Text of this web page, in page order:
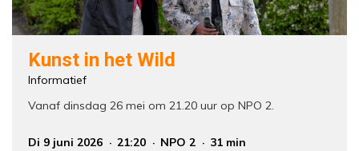
Kunst in het Wild
Informatief
Vanaf dinsdag 26 mei om 21.20 uur op NPO 2.
Di 9 juni 2026 21:20 NPO 2
31 min